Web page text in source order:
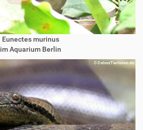
Eunectes murinus
im Aquarium Berlin